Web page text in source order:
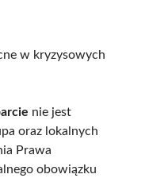
w kryzysowych
nie jest
oraz lokalnych
Prawa
obowiązku